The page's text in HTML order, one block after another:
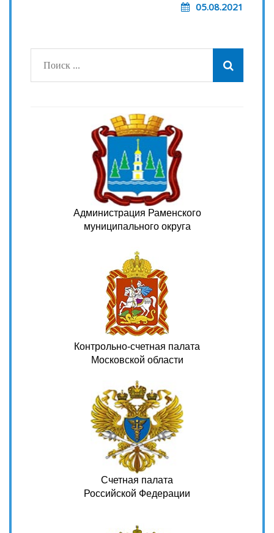
05.08.2021
Администрация Раменского
муниципального округа
Контрольно-счетная палата
Московской области
Счетная палата
Российской Федерации